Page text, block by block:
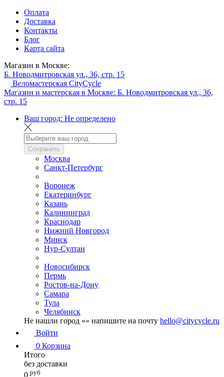
Оплата
Доставка
Контакты
Блог
Карта сайта
Магазин в Москве:
Б. Новодмитровская ул., 36, стр. 15
Веломастерская CityCycle
Магазин и мастерская в Москве: Б. Новодмитровская ул., 36,
стр. 15
Ваш город: Не определено
Сохранить
Москва
Санкт-Петербург
Воронеж
Екатеринбург
Казань
Калининград
Краснодар
Нижний Новгород
Минск
Нур-Султан
Новосибирск
Пермь
Ростов-на-Дону
Самара
Тула
Челябинск
Не нашли город «» напишите на почту hello@citycycle.ru
Войти
0 Корзина
Итого
без доставки
0 руб